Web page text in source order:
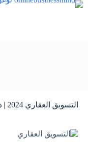
التجاوز
التسويق العقاري 2024 | دليلك الشامل للنجاح